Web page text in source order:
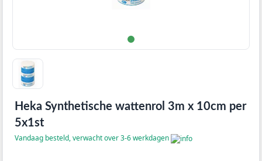
Heka Synthetische wattenrol 3m x 10cm per
5x1st
Vandaag besteld, verwacht over 3-6 werkdagen